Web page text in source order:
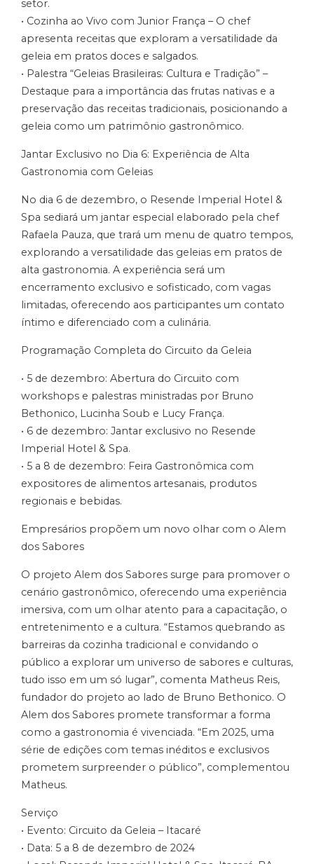
setor.
• Cozinha ao Vivo com Junior França – O chef
apresenta receitas que exploram a versatilidade da
geleia em pratos doces e salgados.
• Palestra “Geleias Brasileiras: Cultura e Tradição” –
Destaque para a importância das frutas nativas e a
preservação das receitas tradicionais, posicionando a
geleia como um patrimônio gastronômico.
Jantar Exclusivo no Dia 6: Experiência de Alta
Gastronomia com Geleias
No dia 6 de dezembro, o Resende Imperial Hotel &
Spa sediará um jantar especial elaborado pela chef
Rafaela Pauza, que trará um menu de quatro tempos,
explorando a versatilidade das geleias em pratos de
alta gastronomia. A experiência será um
encerramento exclusivo e sofisticado, com vagas
limitadas, oferecendo aos participantes um contato
íntimo e diferenciado com a culinária.
Programação Completa do Circuito da Geleia
• 5 de dezembro: Abertura do Circuito com
workshops e palestras ministradas por Bruno
Bethonico, Lucinha Soub e Lucy França.
• 6 de dezembro: Jantar exclusivo no Resende
Imperial Hotel & Spa.
• 5 a 8 de dezembro: Feira Gastronômica com
expositores de alimentos artesanais, produtos
regionais e bebidas.
Empresários propõem um novo olhar com o Alem
dos Sabores
O projeto Alem dos Sabores surge para promover o
cenário gastronômico, oferecendo uma experiência
imersiva, com um olhar atento para a capacitação, o
entretenimento e a cultura. “Estamos quebrando as
barreiras da cozinha tradicional e convidando o
público a explorar um universo de sabores e culturas,
tudo isso em um só lugar”, comenta Matheus Reis,
fundador do projeto ao lado de Bruno Bethonico. O
Alem dos Sabores promete transformar a forma
como a gastronomia é vivenciada. “Em 2025, uma
série de edições com temas inéditos e exclusivos
prometem surpreender o público”, complementou
Matheus.
Serviço
• Evento: Circuito da Geleia – Itacaré
• Data: 5 a 8 de dezembro de 2024